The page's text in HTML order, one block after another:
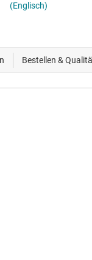
(Englisch)